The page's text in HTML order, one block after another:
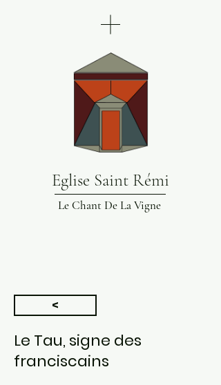
Eglise Saint Rémi
Le Chant De La Vigne
<
Le Tau, signe des
franciscains